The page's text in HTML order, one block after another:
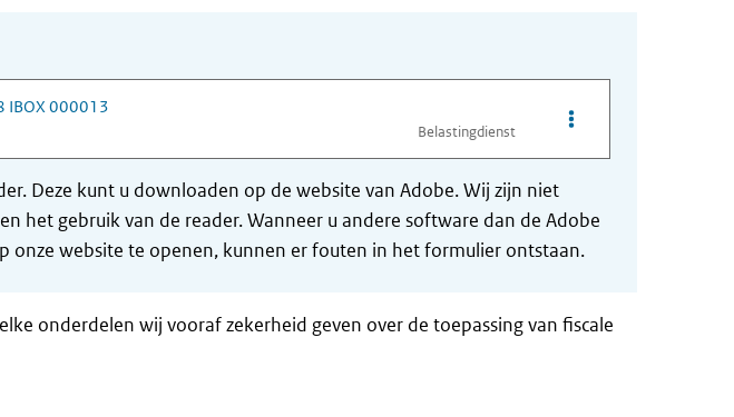
000013
Belastingdienst
Opties van bestand
Deze kunt u downloaden op de website van Adobe. Wij zijn niet
het gebruik van de reader. Wanneer u andere software dan de Adobe
onze website te openen, kunnen er fouten in het formulier ontstaan.
onderdelen wij vooraf zekerheid geven over de toepassing van fiscale